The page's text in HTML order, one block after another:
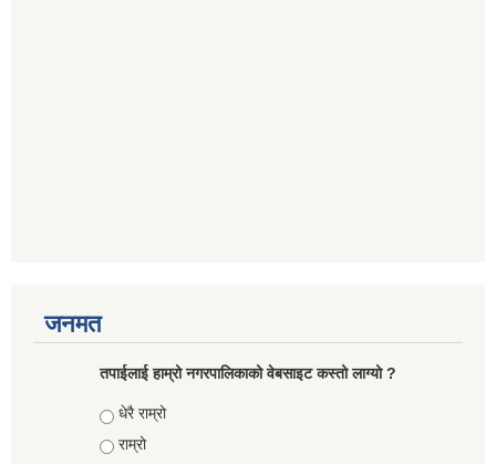
जनमत
तपाईलाई हाम्रो नगरपालिकाको वेबसाइट कस्तो लाग्यो ?
Choices
धेरै राम्रो
राम्रो